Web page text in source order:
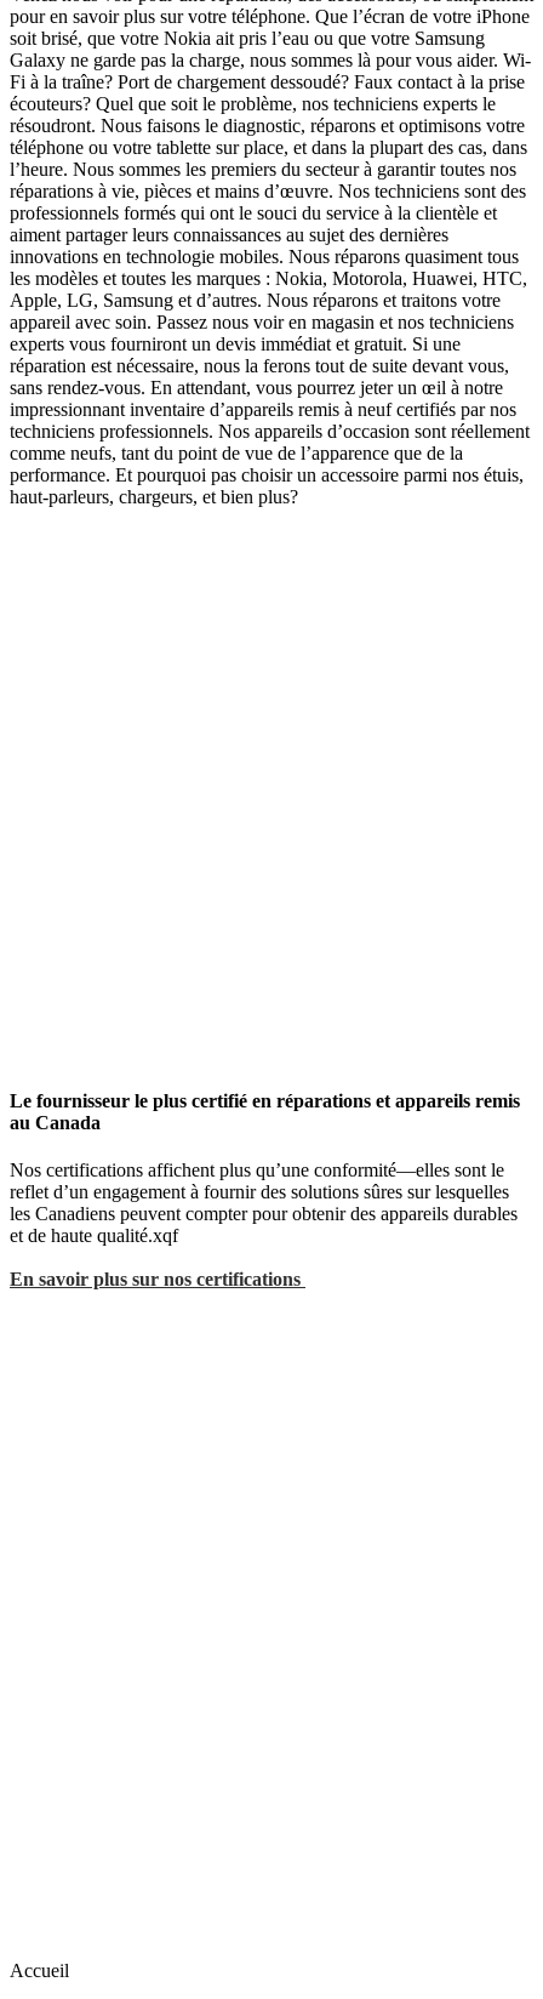
pour en savoir plus sur votre téléphone. Que l’écran de votre iPhone
soit brisé, que votre Nokia ait pris l’eau ou que votre Samsung
Galaxy ne garde pas la charge, nous sommes là pour vous aider. Wi-
Fi à la traîne? Port de chargement dessoudé? Faux contact à la prise
écouteurs? Quel que soit le problème, nos techniciens experts le
résoudront. Nous faisons le diagnostic, réparons et optimisons votre
téléphone ou votre tablette sur place, et dans la plupart des cas, dans
l’heure. Nous sommes les premiers du secteur à garantir toutes nos
réparations à vie, pièces et mains d’œuvre. Nos techniciens sont des
professionnels formés qui ont le souci du service à la clientèle et
aiment partager leurs connaissances au sujet des dernières
innovations en technologie mobiles. Nous réparons quasiment tous
les modèles et toutes les marques : Nokia, Motorola, Huawei, HTC,
Apple, LG, Samsung et d’autres. Nous réparons et traitons votre
appareil avec soin. Passez nous voir en magasin et nos techniciens
experts vous fourniront un devis immédiat et gratuit. Si une
réparation est nécessaire, nous la ferons tout de suite devant vous,
sans rendez-vous. En attendant, vous pourrez jeter un œil à notre
impressionnant inventaire d’appareils remis à neuf certifiés par nos
techniciens professionnels. Nos appareils d’occasion sont réellement
comme neufs, tant du point de vue de l’apparence que de la
performance. Et pourquoi pas choisir un accessoire parmi nos étuis,
haut-parleurs, chargeurs, et bien plus?
Le fournisseur le plus certifié en réparations et appareils remis
au Canada
Nos certifications affichent plus qu’une conformité—elles sont le
reflet d’un engagement à fournir des solutions sûres sur lesquelles
les Canadiens peuvent compter pour obtenir des appareils durables
et de haute qualité.xqf
En savoir plus sur nos certifications
Accueil